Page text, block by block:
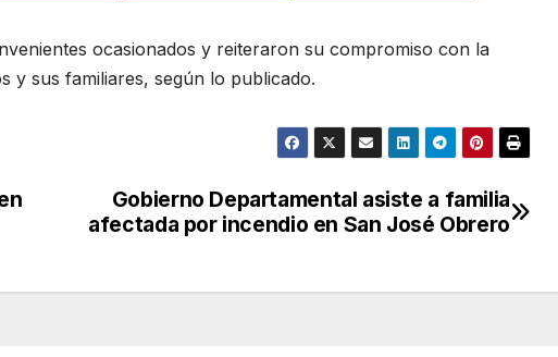
ocasionados y reiteraron su compromiso con la
y sus familiares, según lo publicado.
Gobierno Departamental asiste a familia
afectada por incendio en San José Obrero